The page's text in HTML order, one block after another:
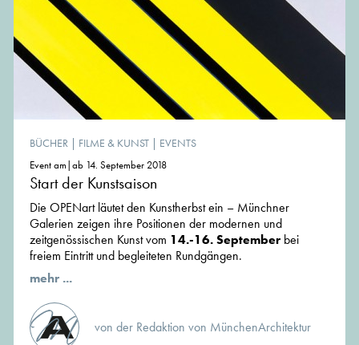
BÜCHER | FILME & KUNST | EVENTS
Event am|ab 14. September 2018
Start der Kunstsaison
Die OPENart läutet den Kunstherbst ein – Münchner
Galerien zeigen ihre Positionen der modernen und
zeitgenössischen Kunst vom 14.-16. September bei
freiem Eintritt und begleiteten Rundgängen.
mehr ...
von der Redaktion von MünchenArchitektur